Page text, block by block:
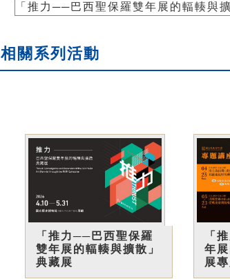
「推力──巴西聖保羅雙年展的輻輳與
相關系列活動
「推力──巴西聖保羅
雙年展的輻輳與擴散」
典藏展
「
年
展